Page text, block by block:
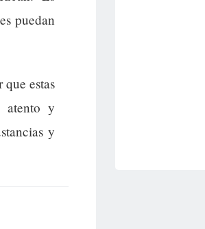
puedan
estas
atento y
y